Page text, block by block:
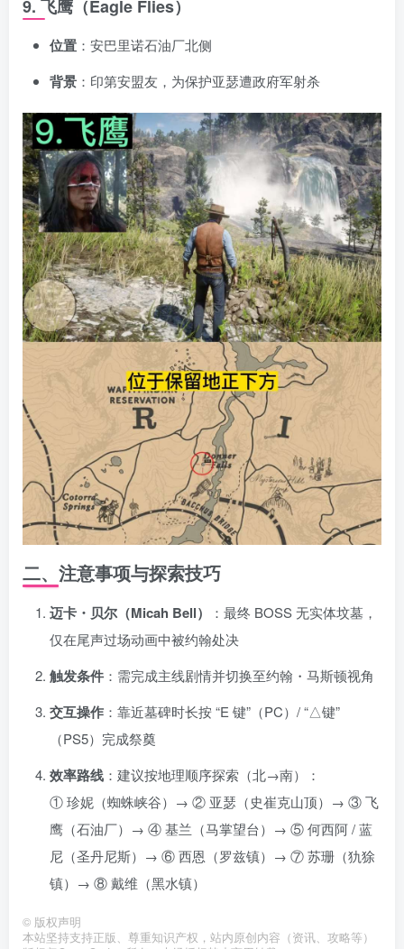
9. 飞鹰（Eagle Flies）
位置 ：安巴里诺石油厂北侧
背景 ：印第安盟友，为保护亚瑟遭政府军射杀
二、注意事项与探索技巧
迈卡・贝尔（Micah Bell）
：最终 BOSS 无实体坟墓，
仅在尾声过场动画中被约翰处决
触发条件 ：需完成主线剧情并切换至约翰・马斯顿视角
交互操作 ：靠近墓碑时长按 “E 键”（PC）/ “△键”
（PS5）完成祭奠
效率路线 ：建议按地理顺序探索（北→南）：
① 珍妮（蜘蛛峡谷）→ ② 亚瑟（史崔克山顶）→ ③ 飞
鹰（石油厂）→ ④ 基兰（马掌望台）→ ⑤ 何西阿 / 蓝
尼（圣丹尼斯）→ ⑥ 西恩（罗兹镇）→ ⑦ 苏珊（犰狳
镇）→ ⑧ 戴维（黑水镇）
© 版权声明
本站坚持支持正版、尊重知识产权，站内原创内容（资讯、攻略等）